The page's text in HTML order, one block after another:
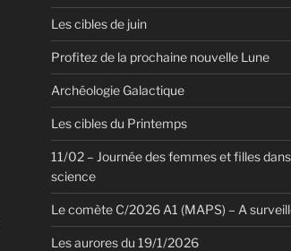
Les cibles de juin
Profitez de la prochaine nouvelle Lune
Archéologie Galactique
Les cibles du Printemps
11/02 – Journée des femmes et filles
science
Le comète C/2026 A1 (MAPS) – A
Les aurores du 19/1/2026